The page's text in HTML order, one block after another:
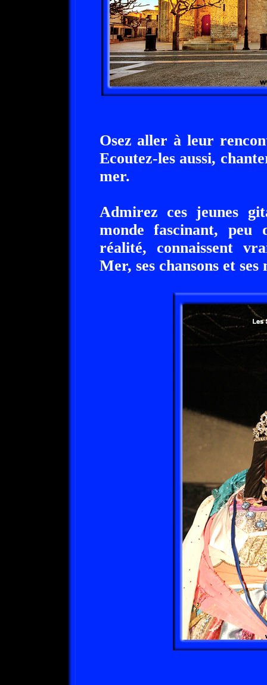
Osez aller à leur
Ecoutez-les aussi,
mer.
Admirez ces jeunes
monde fascinant, peu
réalité, connaissent
Mer, ses chansons et ses